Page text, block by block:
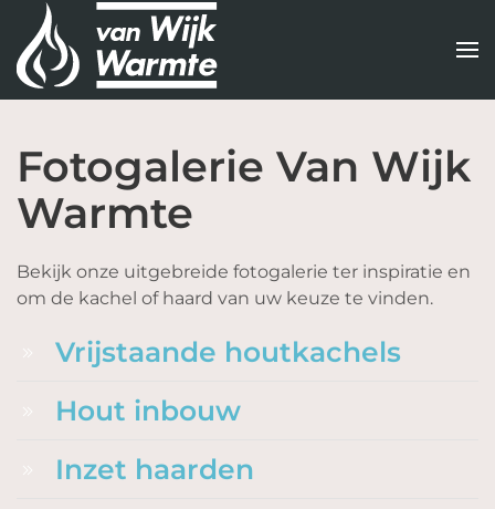
Terug
naar
Fotogalerie Van Wijk
Warmte
Bekijk onze uitgebreide fotogalerie ter inspiratie en
om de kachel of haard van uw keuze te vinden.
Vrijstaande houtkachels
Hout inbouw
Inzet haarden